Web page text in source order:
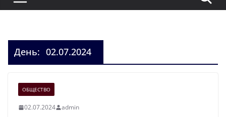
День: 02.07.2024
ОБЩЕСТВО
02.07.2024 admin